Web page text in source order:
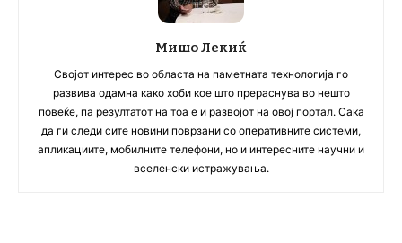
Мишо Лекиќ
Својот интерес во областа на паметната технологија го
развива одамна како хоби кое што прераснува во нешто
повеќе, па резултатот на тоа е и развојот на овој портал. Сака
да ги следи сите новини поврзани со оперативните системи,
апликациите, мобилните телефони, но и интересните научни и
вселенски истражувања.